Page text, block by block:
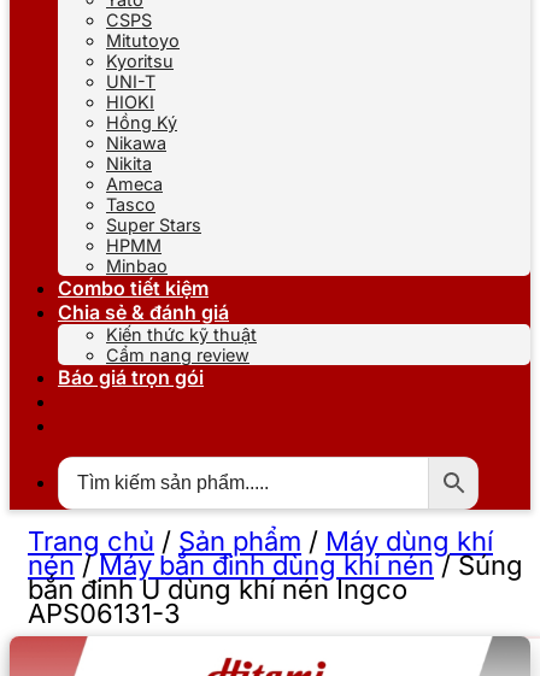
CSPS
Mitutoyo
Kyoritsu
UNI-T
HIOKI
Hồng Ký
Nikawa
Nikita
Ameca
Tasco
Super Stars
HPMM
Minbao
Combo tiết kiệm
Chia sẻ & đánh giá
Kiến thức kỹ thuật
Cẩm nang review
Báo giá trọn gói
Trang chủ / Sản phẩm / Máy dùng khí
nén/Máy bắn đinh dùng khí nén/Súng
bắn đinh U dùng khí nén Ingco
APS06131-3